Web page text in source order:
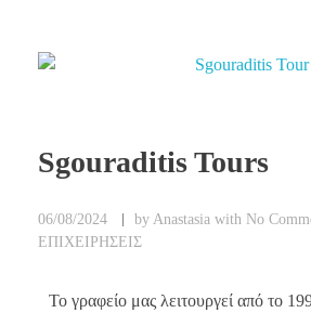
Sgouraditis Tours
06/08/2024 by Anastasia with No
ΕΠΙΧΕΙΡΗΣΕΙΣ
Το γραφείο μας λειτουργεί από το